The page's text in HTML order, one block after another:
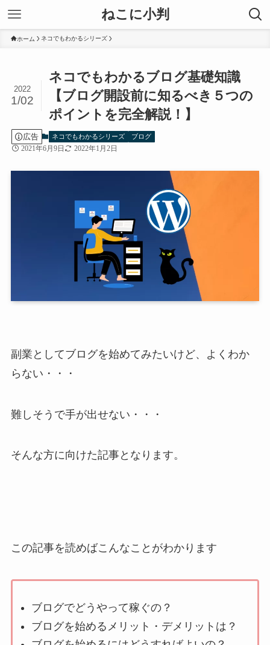
ねこに小判
ホーム ネコでもわかるシリーズ
ネコでもわかるブログ基礎知識
【ブログ開設前に知るべき５つの
ポイントを完全解説！】
2022
1/02
広告 ネコでもわかるシリーズ
ブログ
2021年6月9日
2022年1月2日
副業としてブログを始めてみたいけど、よくわか
らない・・・
難しそうで手が出せない・・・
そんな方に向けた記事となります。
この記事を読めばこんなことがわかります
ブログでどうやって稼ぐの？
ブログを始めるメリット・デメリットは？